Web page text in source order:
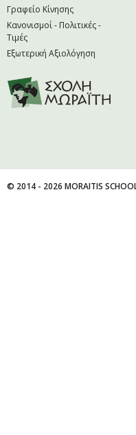
Γραφείο Κίνησης
Κανονισμοί - Πολιτικές -
Τιμές
Εξωτερική Αξιολόγηση
© 2014 - 2026 MORAITIS